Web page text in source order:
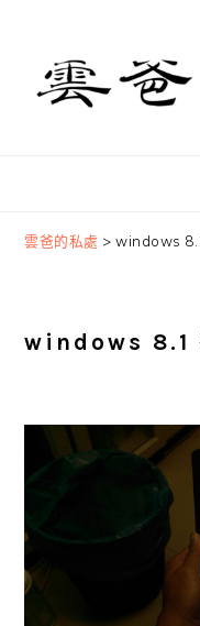
primary
navigation
content
primary
sidebar
雲爸的私處 >windows
windows 8.1